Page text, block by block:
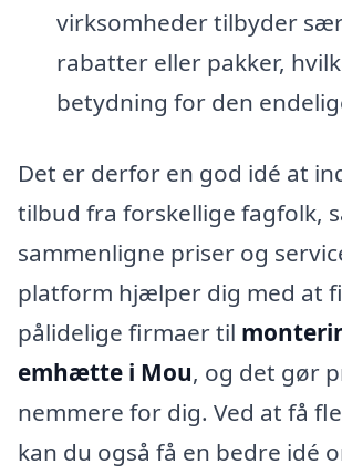
virksomheder tilbyder
rabatter eller pakker,
betydning for den
Det er derfor en god idé at
tilbud fra forskellige fagfolk,
sammenligne priser og
platform hjælper dig med at
pålidelige firmaer til
emhætte i Mou, og det gør
nemmere for dig. Ved at få
kan du også få en bedre idé